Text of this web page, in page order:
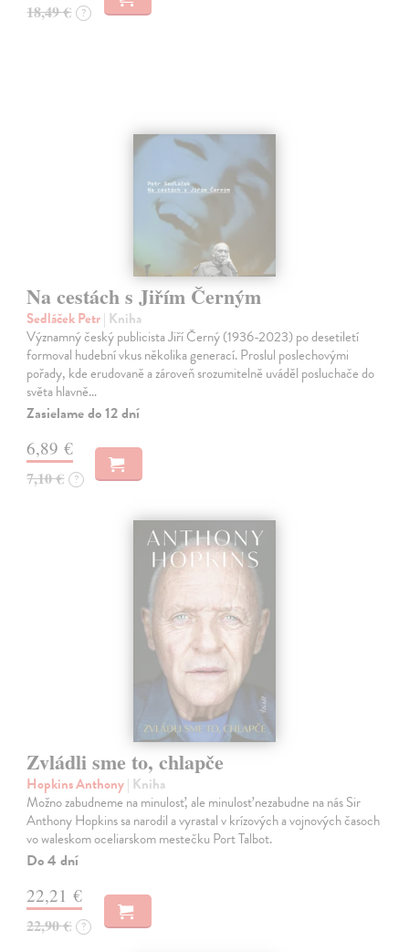
18,49 € ?
Na cestách s Jiřím Černým
Sedláček Petr| Kniha
Významný český publicista Jiří Černý (1936-2023) po desetiletí
formoval hudební vkus několika generací. Proslul poslechovými
pořady, kde erudovaně a zároveň srozumitelně uváděl posluchače do
světa hlavně…
Zasielame do 12 dní
6,89 €
7,10 € ?
Zvládli sme to, chlapče
Hopkins Anthony| Kniha
Možno zabudneme na minulosť, ale minulosť nezabudne na nás Sir
Anthony Hopkins sa narodil a vyrastal v krízových a vojnových časoch
vo waleskom oceliarskom mestečku Port Talbot.
Do 4 dní
22,21 €
22,90 € ?